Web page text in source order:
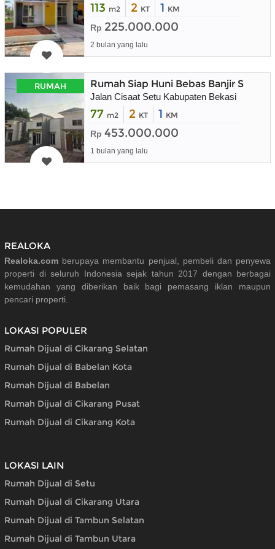
113 m2 2 KT 1 KM
Rp 225.000.000
2 bulan yang lalu
RUMAH Rumah Siap Huni Bebas Banjir SHM
Jalan Cisaat Setu Kabupaten Bekasi
77 m2 2 KT 1 KM
Rp 453.000.000
1 bulan yang lalu
REALOKA
Realoka.com berupaya membantu penjual, pembeli dan penyewa
properti di seluruh Indonesia sejak tahun 2017 dengan berbagai
kemudahan yang diberikan baik bagi pemasang iklan maupun
pencari properti.
LOKASI POPULER
Rumah Dijual di Cikarang Selatan
Rumah Dijual di Babelan Kota
Rumah Dijual di Babelan
Rumah Dijual di Cikarang Pusat
Rumah Dijual di Cikarang Kota
LOKASI LAIN
Rumah Dijual di Setu
Rumah Dijual di Cikarang Utara
Rumah Dijual di Tambun Selatan
Rumah Dijual di Tambun Utara